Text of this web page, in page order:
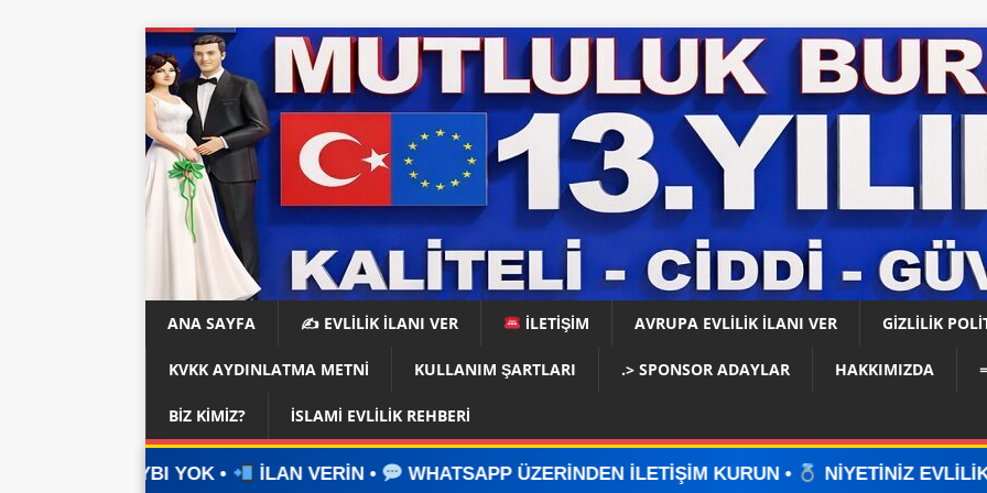
ANA SAYFA ✍️ EVLİLİK İLANI VER İLETİŞİM AVRUPA EVLİLİK İLANI VER GIZLILIK
KVKK AYDINLATMA METNI KULLANIM ŞARTLARI .> SPONSOR ADAYLAR HAKKIMIZDA
BIZ KIMIZ? İSLAMI EVLILIK REHBERI
İLAN VERİN • WHATSAPP ÜZERİNDEN İLETİŞİM KURUN • NİYETİNİZ EVLİLİKSE, DOĞRU